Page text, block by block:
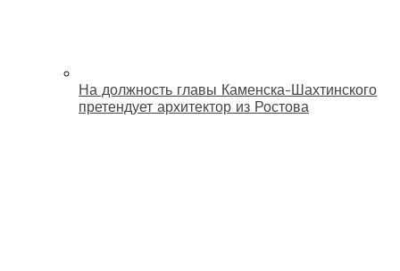
На должность главы Каменска-Шахтинского
претендует архитектор из Ростова